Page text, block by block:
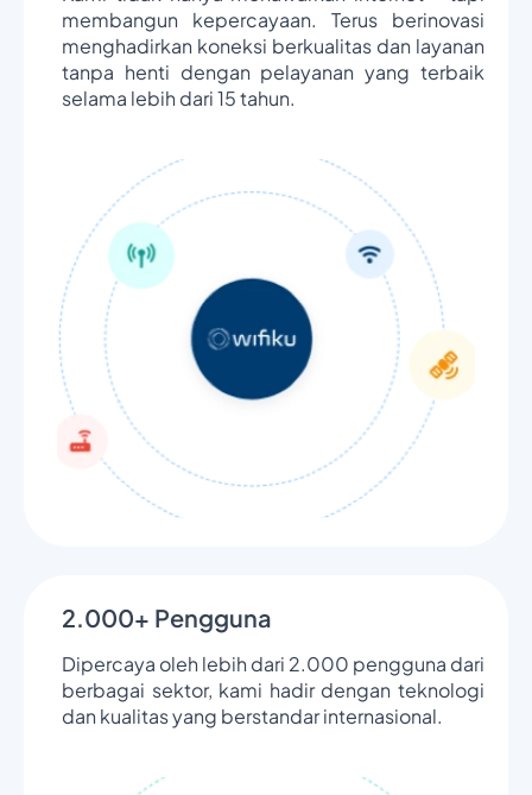
membangun kepercayaan. Terus berinovasi
menghadirkan koneksi berkualitas dan layanan
tanpa henti dengan pelayanan yang terbaik
selama lebih dari 15 tahun.
2.000+ Pengguna
Dipercaya oleh lebih dari 2.000 pengguna dari
berbagai sektor, kami hadir dengan teknologi
dan kualitas yang berstandar internasional.